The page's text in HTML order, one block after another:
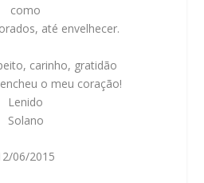
como
até envelhecer.
carinho, gratidão
o meu coração!
Lenido
Solano
06/2015